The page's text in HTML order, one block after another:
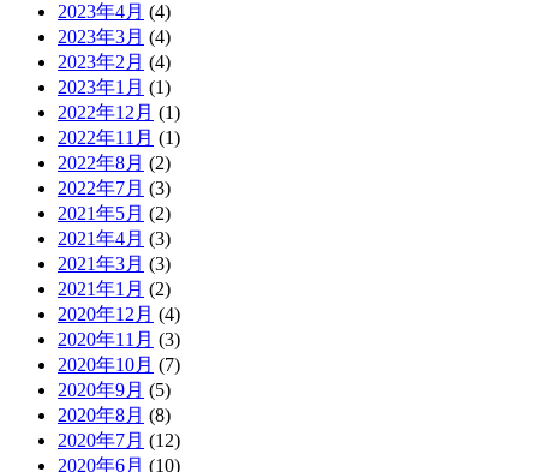
2023年4月 (4)
2023年3月 (4)
2023年2月 (4)
2023年1月 (1)
2022年12月 (1)
2022年11月 (1)
2022年8月 (2)
2022年7月 (3)
2021年5月 (2)
2021年4月 (3)
2021年3月 (3)
2021年1月 (2)
2020年12月 (4)
2020年11月 (3)
2020年10月 (7)
2020年9月 (5)
2020年8月 (8)
2020年7月 (12)
2020年6月 (10)